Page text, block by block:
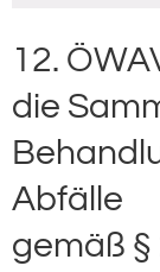
12.
die
Abfälle
gemäß §